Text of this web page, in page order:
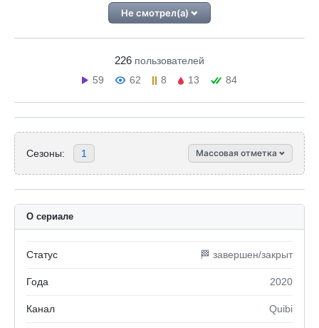
Не смотрел(а)
226 пользователей
59
62 8 13 84
Сезоны: 1 Массовая отметка
О сериале
Статус 🏁 завершен/закрыт
Года 2020
Канал Quibi